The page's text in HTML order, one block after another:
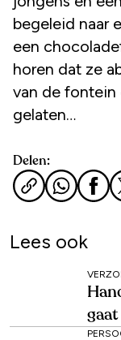
begeleid naar
een
horen dat ze
van de fontein
gelaten…
Delen:
Lees ook